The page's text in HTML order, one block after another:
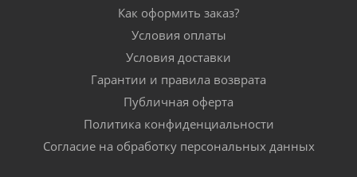
Как оформить заказ?
Условия оплаты
Условия доставки
Гарантии и правила возврата
Публичная оферта
Политика конфиденциальности
Согласие на обработку персональных данных